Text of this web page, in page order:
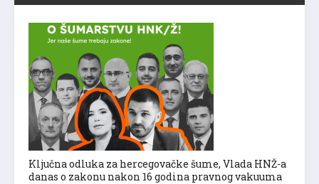
Ključna odluka za hercegovačke šume, Vlada HNŽ-a
danas o zakonu nakon 16 godina pravnog vakuuma